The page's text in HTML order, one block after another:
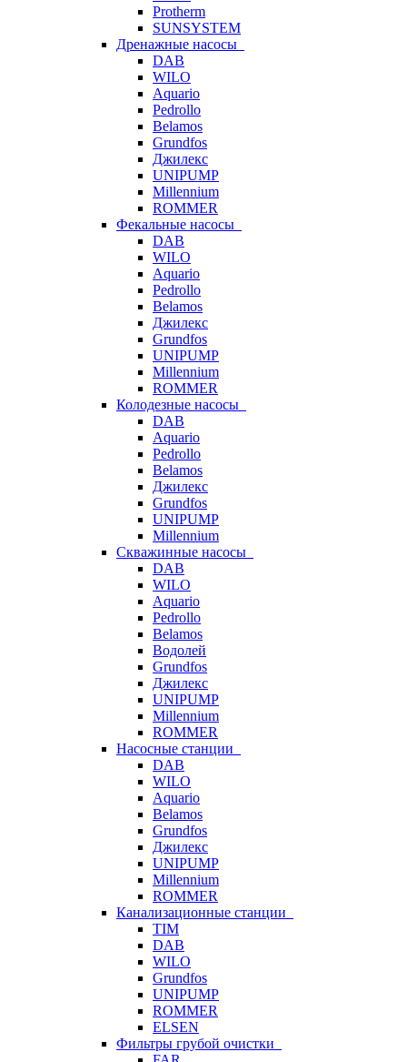
Protherm
SUNSYSTEM
Дренажные насосы
DAB
WILO
Aquario
Pedrollo
Belamos
Grundfos
Джилекс
UNIPUMP
Millennium
ROMMER
Фекальные насосы
DAB
WILO
Aquario
Pedrollo
Belamos
Джилекс
Grundfos
UNIPUMP
Millennium
ROMMER
Колодезные насосы
DAB
Aquario
Pedrollo
Belamos
Джилекс
Grundfos
UNIPUMP
Millennium
Скважинные насосы
DAB
WILO
Aquario
Pedrollo
Belamos
Водолей
Grundfos
Джилекс
UNIPUMP
Millennium
ROMMER
Насосные станции
DAB
WILO
Aquario
Belamos
Grundfos
Джилекс
UNIPUMP
Millennium
ROMMER
Канализационные станции
TIM
DAB
WILO
Grundfos
UNIPUMP
ROMMER
ELSEN
Фильтры грубой очистки